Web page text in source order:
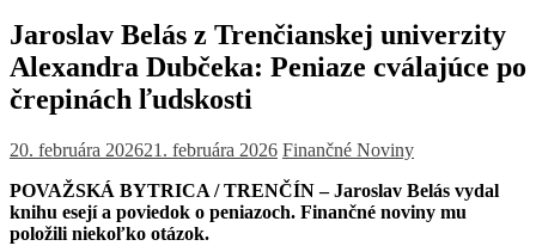
Jaroslav Belás z Trenčianskej univerzity
Alexandra Dubčeka: Peniaze cválajúce po
črepinách ľudskosti
20. februára 202621. februára 2026 Finančné Noviny
POVAŽSKÁ BYTRICA / TRENČÍN – Jaroslav Belás vydal
knihu esejí a poviedok o peniazoch. Finančné noviny mu
položili niekoľko otázok.